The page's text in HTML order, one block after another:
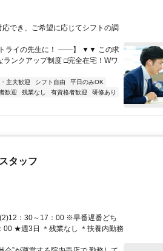
でき、ご希望に応じてシフトの調
ライの先生に！ ――】 ▼▼ この求
ンクアップ制度 □完全在宅！Wワ
主夫歓迎 シフト自由
平日のみOK
歓迎 残業なし 有資格者歓迎
研修あり
タッフ
：30～17：00 ※早番遅番どち
00 ★週3日 ＊残業なし ＊扶養内勤務